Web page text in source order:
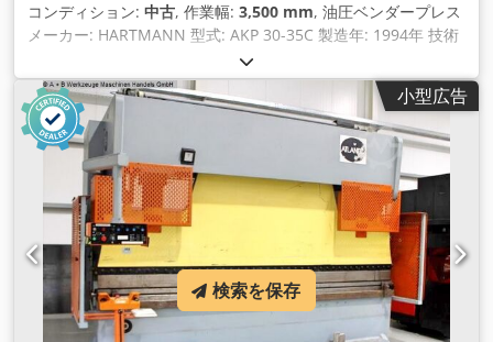
コンディション: 中古, 作業幅: 3,500 mm, 油圧ベンダープレス
メーカー: HARTMANN 型式: AKP 30-35C 製造年: 1994年 技術
データ メーカー: ハルトマン 型式: AKP 30-35C
Crjdewucgijpfx Apdef 製造年: 1994年 加圧能力: 300 t 有効作
業長: 3500 mm 機械後進距離: 4 mm 機械後進時間: 40 ms 安
全距離: 64 mm 接続電力: 30 kW 装備 • コントロールユニット
CYBELEC DNC 70 記載内容は保証できません。 通電デモは事
前相談により可能です。 ハルトマン社は（ドイツ、フランクフ
ルト周辺）に拠点を持ち、現在は板金加工機械の修理およびサ
ービスに特化しています。
小型広告
検索を保存